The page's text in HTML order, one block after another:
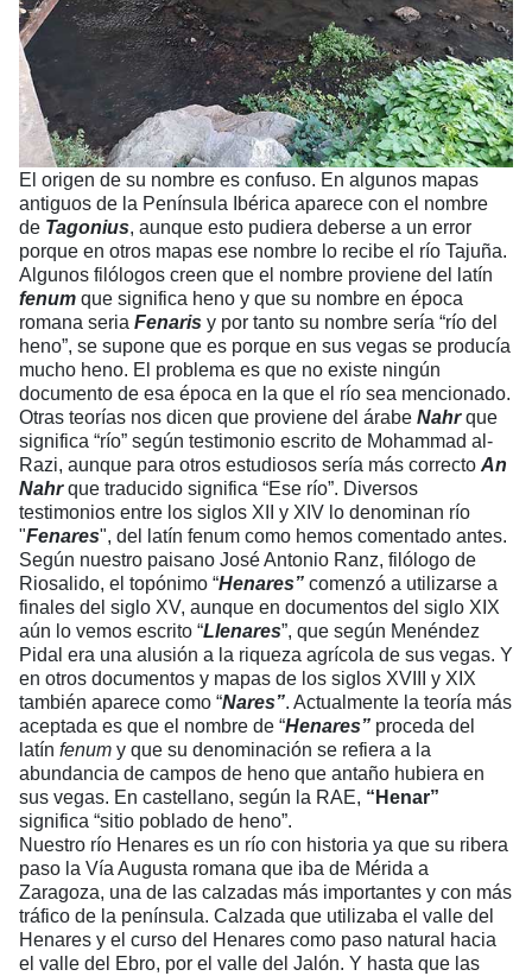
El origen de su nombre es confuso. En algunos mapas
antiguos de la Península Ibérica aparece con el nombre
de Tagonius, aunque esto pudiera deberse a un error
porque en otros mapas ese nombre lo recibe el río Tajuña.
Algunos filólogos creen que el nombre proviene del latín
fenum que significa heno y que su nombre en época
romana seria Fenaris y por tanto su nombre sería “río del
heno”, se supone que es porque en sus vegas se producía
mucho heno. El problema es que no existe ningún
documento de esa época en la que el río sea mencionado.
Otras teorías nos dicen que proviene del árabe Nahrque
significa “río” según testimonio escrito de Mohammad al-
Razi, aunque para otros estudiosos sería más correcto An
Nahrque traducido significa “Ese río”. Diversos
testimonios entre los siglos XII y XIV lo denominan río
"Fenares", del latín fenum como hemos comentado antes.
Según nuestro paisano José Antonio Ranz, filólogo de
Riosalido, el topónimo “Henares” comenzó a utilizarse a
finales del siglo XV, aunque en documentos del siglo XIX
aún lo vemos escrito “Llenares”, que según Menéndez
Pidal era una alusión a la riqueza agrícola de sus vegas. Y
en otros documentos y mapas de los siglos XVIII y XIX
también aparece como “Nares”. Actualmente la teoría más
aceptada es que el nombre de “Henares” proceda del
latín fenum y que su denominación se refiera a la
abundancia de campos de heno que antaño hubiera en
sus vegas. En castellano, según la RAE, “Henar”
significa “sitio poblado de heno”.
Nuestro río Henares es un río con historia ya que su ribera
paso la Vía Augusta romana que iba de Mérida a
Zaragoza, una de las calzadas más importantes y con más
tráfico de la península. Calzada que utilizaba el valle del
Henares y el curso del Henares como paso natural hacia
el valle del Ebro, por el valle del Jalón. Y hasta que las